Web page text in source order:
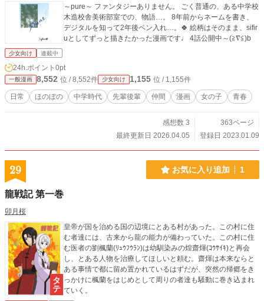
～pure～ ファンタジーありません。 ごく普通の、ある中学校
木造校舎美術部室での、物語…。 8年前からネームを書き、
デジタルを知って2年後ペン入れ…。🍀 絵柄はそのまま、sifir
uとしてずっと描きたかった漫画です♩ 4話公開中～(≧∇≦)b
少女向け 連載中
24h.ポイント 0pt
一般漫画 8,552 位 / 8,552件 少女向け 1,155 位 / 1,155件
日常 ほのぼの 中学時代 先輩後輩 仲間 漫画 女の子 青春
感想数 3
363ページ
最終更新日 2026.04.05
登録日 2023.01.09
29 お気に入り追加 1
龍戦記 第一巻
卯月桜
皇帝が国を治める国の辺境にとある村があった。この村に住
む者達には、古来から龍の能力が備わっていた。この村に住
む医者の劉楓蘭(ﾘｭｳﾌｳﾗﾝ)は幼馴染みの煌齋煇(ｺｳｻｲｷ)と再会
し、とある人物を治療してほしいと頼む。齋煇は本来ならと
ある事情で都に留め置かれているはずだが、突然の帰郷をき
っかけに楓蘭をはじめとして周りの者達も騒動に巻き込まれ
ていく。